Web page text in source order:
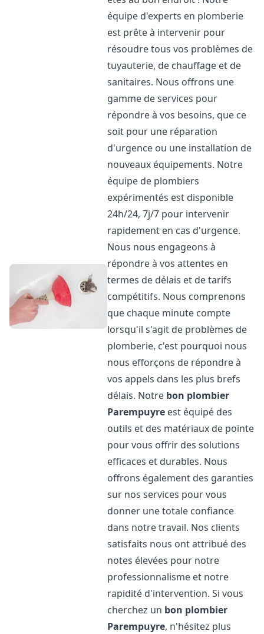
équipe d'experts en plomberie
est prête à intervenir pour
résoudre tous vos problèmes de
tuyauterie, de chauffage et de
sanitaires. Nous offrons une
gamme de services pour
répondre à vos besoins, que ce
soit pour une réparation
d'urgence ou une installation de
nouveaux équipements. Notre
équipe de plombiers
expérimentés est disponible
24h/24, 7j/7 pour intervenir
rapidement en cas d'urgence.
Nous nous engageons à
répondre à vos attentes en
termes de délais et de tarifs
compétitifs. Nous comprenons
que chaque minute compte
lorsqu'il s'agit de problèmes de
plomberie, c'est pourquoi nous
nous efforçons de répondre à
vos appels dans les plus brefs
délais. Notre bon plombier
Parempuyre est équipé des
outils et des matériaux de pointe
pour vous offrir des solutions
efficaces et durables. Nous
offrons également des garanties
sur nos services pour vous
donner une totale confiance
dans notre travail. Nos clients
satisfaits nous ont attribué des
notes élevées pour notre
professionnalisme et notre
rapidité d'intervention. Si vous
cherchez un bon plombier
Parempuyre, n'hésitez plus